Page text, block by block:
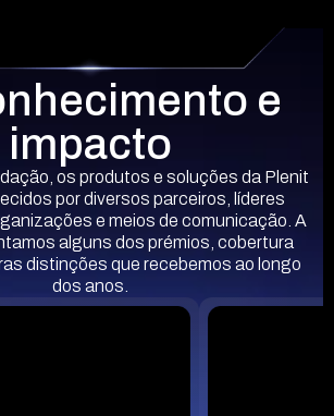
e
impacto
os produtos e soluções da Plenit
por diversos parceiros, líderes
e meios de comunicação. A
alguns dos prémios, cobertura
distinções que recebemos ao longo
dos anos.